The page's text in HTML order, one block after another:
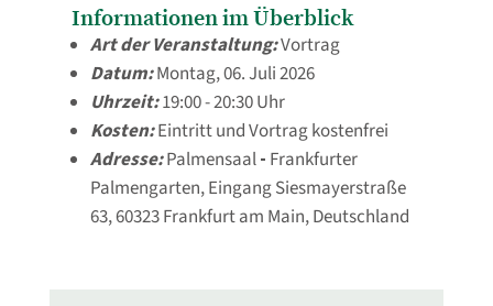
Informationen im Überblick
Art der Veranstaltung:Vortrag
Datum:Montag, 06. Juli 2026
Uhrzeit:19:00 - 20:30 Uhr
Kosten:Eintritt und Vortrag kostenfrei
Adresse:Palmensaal- Frankfurter
Palmengarten, Eingang Siesmayerstraße
63, 60323 Frankfurt am Main, Deutschland